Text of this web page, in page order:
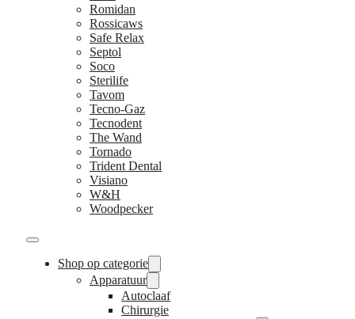
Romidan
Rossicaws
Safe Relax
Septol
Soco
Sterilife
Tavom
Tecno-Gaz
Tecnodent
The Wand
Tornado
Trident Dental
Visiano
W&H
Woodpecker
Shop op categorie
Apparatuur
Autoclaaf
Chirurgie